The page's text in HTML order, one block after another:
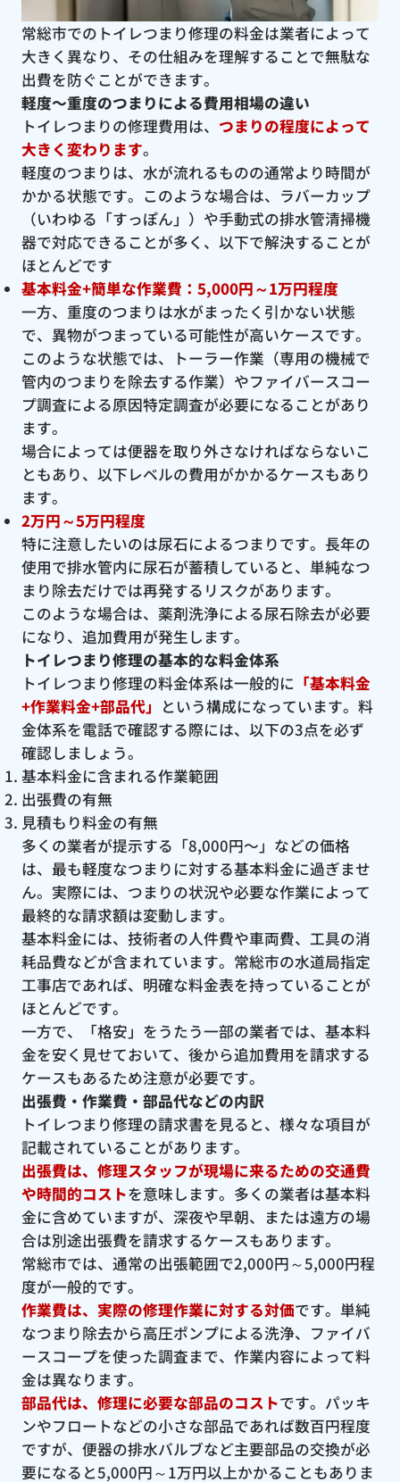
常総市でのトイレつまり修理の料金は業者によって
大きく異なり、その仕組みを理解することで無駄な
出費を防ぐことができます。
軽度〜重度のつまりによる費用相場の違い
トイレつまりの修理費用は、 つまりの程度によって
大きく変わります。
軽度のつまりは、水が流れるものの通常より時間が
かかる状態です。このような場合は、ラバーカップ
（いわゆる「すっぽん」）や手動式の排水管清掃機
器で対応できることが多く、以下で解決することが
ほとんどです
基本料金+簡単な作業費：5,000円～1万円程度
一方、重度のつまりは水がまったく引かない状態
で、異物がつまっている可能性が高いケースです。
このような状態では、トーラー作業（専用の機械で
管内のつまりを除去する作業）やファイバースコー
プ調査による原因特定調査が必要になることがあり
ます。
場合によっては便器を取り外さなければならないこ
ともあり、以下レベルの費用がかかるケースもあり
ます。
2万円～5万円程度
特に注意したいのは尿石によるつまりです。長年の
使用で排水管内に尿石が蓄積していると、単純なつ
まり除去だけでは再発するリスクがあります。
このような場合は、薬剤洗浄による尿石除去が必要
になり、追加費用が発生します。
トイレつまり修理の基本的な料金体系
トイレつまり修理の料金体系は一般的に 「基本料金
+作業料金+部品代」 という構成になっています。料
金体系を電話で確認する際には、以下の3点を必ず
確認しましょう。
基本料金に含まれる作業範囲
出張費の有無
見積もり料金の有無
多くの業者が提示する「8,000円〜」などの価格
は、最も軽度なつまりに対する基本料金に過ぎませ
ん。実際には、つまりの状況や必要な作業によって
最終的な請求額は変動します。
基本料金には、技術者の人件費や車両費、工具の消
耗品費などが含まれています。常総市の水道局指定
工事店であれば、明確な料金表を持っていることが
ほとんどです。
一方で、「格安」をうたう一部の業者では、基本料
金を安く見せておいて、後から追加費用を請求する
ケースもあるため注意が必要です。
出張費・作業費・部品代などの内訳
トイレつまり修理の請求書を見ると、様々な項目が
記載されていることがあります。
出張費は、修理スタッフが現場に来るための交通費
や時間的コストを意味します。多くの業者は基本料
金に含めていますが、深夜や早朝、または遠方の場
合は別途出張費を請求するケースもあります。
常総市では、通常の出張範囲で2,000円～5,000円程
度が一般的です。
作業費は、実際の修理作業に対する対価です。単純
なつまり除去から高圧ポンプによる洗浄、ファイバ
ースコープを使った調査まで、作業内容によって料
金は異なります。
部品代は、修理に必要な部品のコストです。パッキ
ンやフロートなどの小さな部品であれば数百円程度
ですが、便器の排水バルブなど主要部品の交換が必
要になると5,000円～1万円以上かかることもありま